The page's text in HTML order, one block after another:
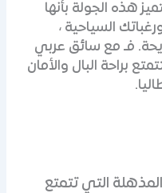
هذه الجولة بأنها
السياحية ،
فـ مع سائق عربي
براحة البال والأمان
التي تتمتع